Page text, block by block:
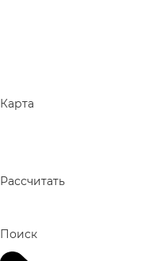
Карта
Рассчитать
Поиск